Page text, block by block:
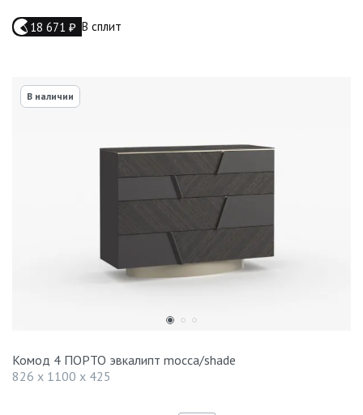
18 671 ₽ В сплит
В наличии
Комод 4 ПОРТО эвкалипт mocca/shade
826 x 1100 x 425